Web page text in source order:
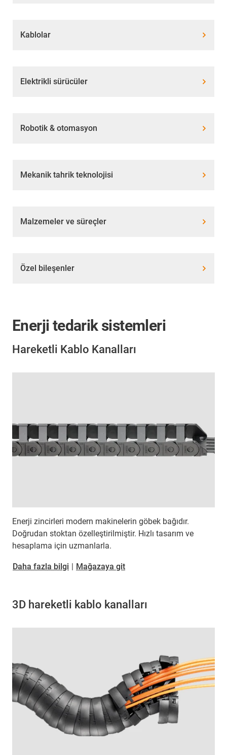
Kablolar
Elektrikli sürücüler
Robotik & otomasyon
Mekanik tahrik teknolojisi
Malzemeler ve süreçler
Özel bileşenler
Enerji tedarik sistemleri
Hareketli Kablo Kanalları
Enerji zincirleri modern makinelerin göbek bağıdır.
Doğrudan stoktan özelleştirilmiştir. Hızlı tasarım ve
hesaplama için uzmanlarla.
Daha fazla bilgi Mağazaya git
3D hareketli kablo kanalları